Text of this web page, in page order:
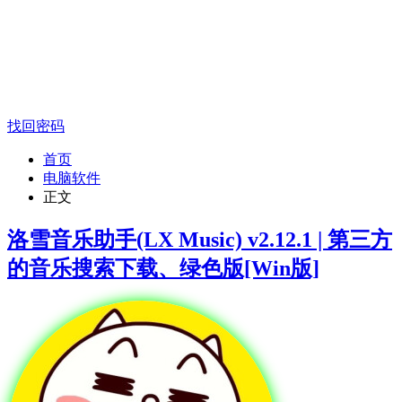
找回密码
首页
电脑软件
正文
洛雪音乐助手(LX Music) v2.12.1 | 第三方
的音乐搜索下载、绿色版[Win版]